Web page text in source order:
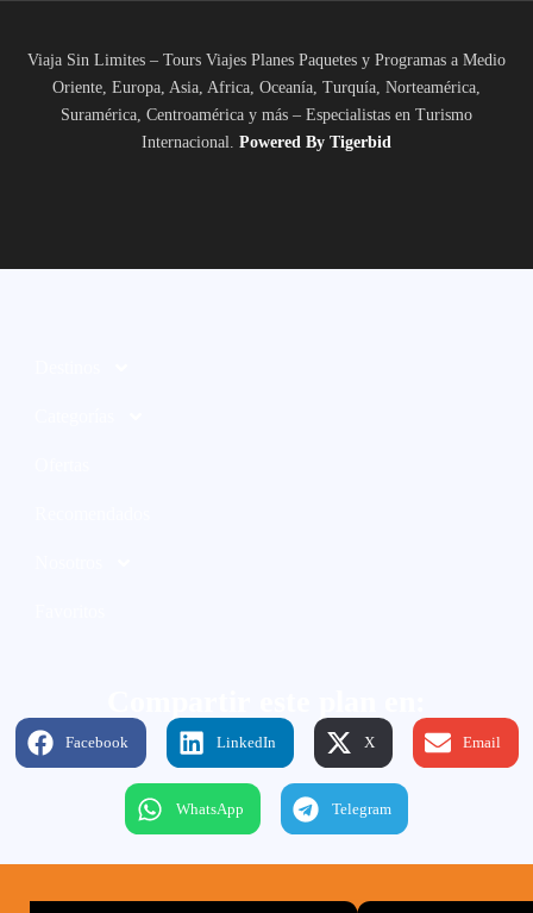
Viaja Sin Limites – Tours Viajes Planes Paquetes y Programas a Medio
Oriente, Europa, Asia, Africa, Oceanía, Turquía, Norteamérica,
Suramérica, Centroamérica y más – Especialistas en Turismo
Internacional. Powered By Tigerbid
Facebook LinkedIn X Email
WhatsApp Telegram